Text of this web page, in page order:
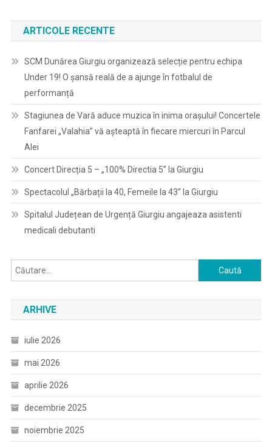
ARTICOLE RECENTE
SCM Dunărea Giurgiu organizează selecție pentru echipa
Under 19! O șansă reală de a ajunge în fotbalul de
performanță
Stagiunea de Vară aduce muzica în inima orașului! Concertele
Fanfarei „Valahia” vă așteaptă în fiecare miercuri în Parcul
Alei
Concert Direcția 5 – „100% Directia 5” la Giurgiu
Spectacolul „Bărbații la 40, Femeile la 43” la Giurgiu
Spitalul Județean de Urgență Giurgiu angajeaza asistenti
medicali debutanti
Caută
după:
ARHIVE
iulie 2026
mai 2026
aprilie 2026
decembrie 2025
noiembrie 2025